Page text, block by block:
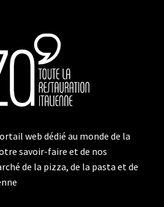
web dédié au monde de la
savoir-faire et de nos
de la pizza, de la pasta et de